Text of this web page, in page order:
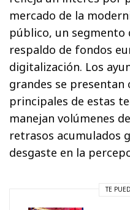
mercado de la
público, un
respaldo de fondos
digitalización. Los
grandes se presentan
principales de estas
manejan volúmenes
retrasos acumulados
desgaste en la
TE